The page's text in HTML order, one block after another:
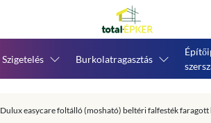
Szigetelés Burkolatragasztás
Dulux easycare foltálló (mosható) beltéri falfesték faragott